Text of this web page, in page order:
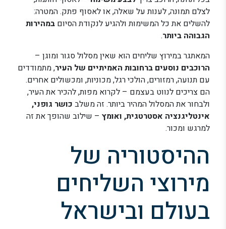
לצלם תמונה, לענות על שאלה, או לאסוף פתק. המטרה:
להשלים את כל המשימות ולהגיע לנקודת הסיום במהירות
הגבוהה ביותר.
המאתגר במירוץ שליחים הוא שאין מסלול סגור ומוגן –
הרוכבים נוסעים ברחובות האמיתיים של העיר, מתמודדים
עם תנועה, רמזורים, הולכי רגל, מכוניות, ומכשולים אחרים.
הם צריכים לנווט בעצמם – לקרוא מפות, להכיר את העיר,
ולבחור את המסלול המהיר ביותר. זה משלב כושר גופני,
אינטליגנציה אסטרטגית, ואומץ – שילוב שהופך את זה
למרגש ומכור.
ההיסטוריה של
מירוצי השליחים
בעולם ובישראל